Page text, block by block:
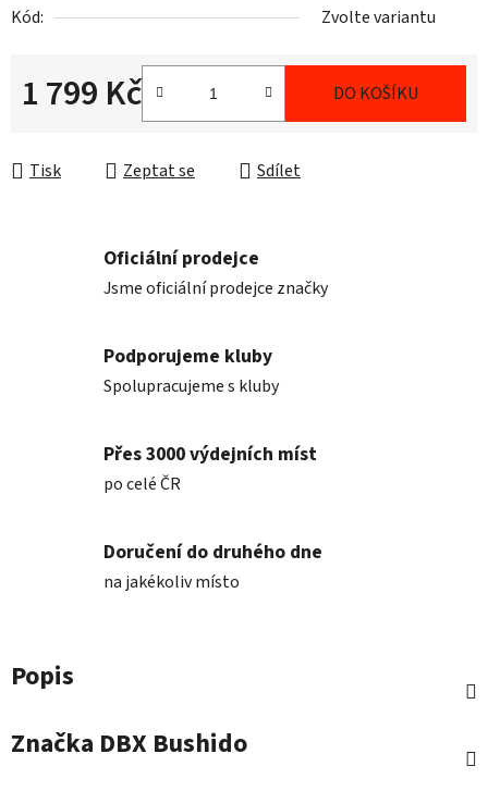
Kód:
Zvolte variantu
1 799 Kč DO KOŠÍKU
Tisk Zeptat se Sdílet
Oficiální prodejce
Jsme oficiální prodejce značky
Podporujeme kluby
Spolupracujeme s kluby
Přes 3000 výdejních míst
po celé ČR
Doručení do druhého dne
na jakékoliv místo
Popis
Značka DBX Bushido